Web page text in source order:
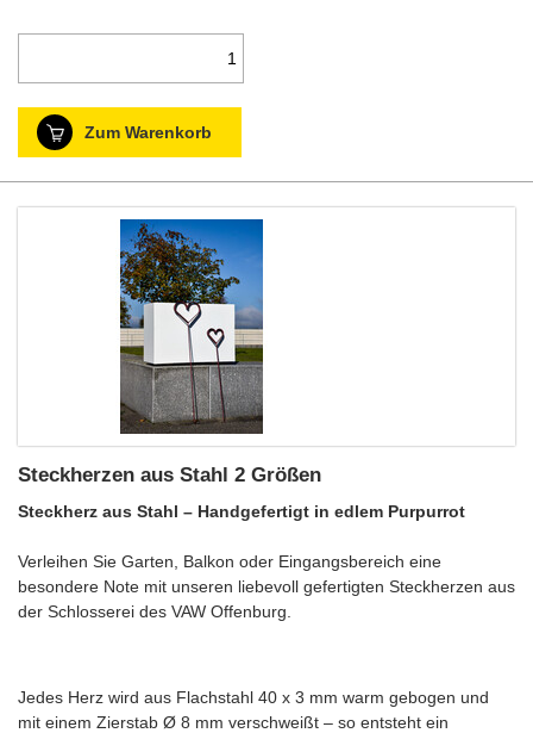
Zum Warenkorb
Steckherzen aus Stahl 2 Größen
Steckherz aus Stahl – Handgefertigt in edlem Purpurrot
Verleihen Sie Garten, Balkon oder Eingangsbereich eine
besondere Note mit unseren liebevoll gefertigten Steckherzen aus
der Schlosserei des VAW Offenburg.
Jedes Herz wird aus Flachstahl 40 x 3 mm warm gebogen und
mit einem Zierstab Ø 8 mm verschweißt – so entsteht ein